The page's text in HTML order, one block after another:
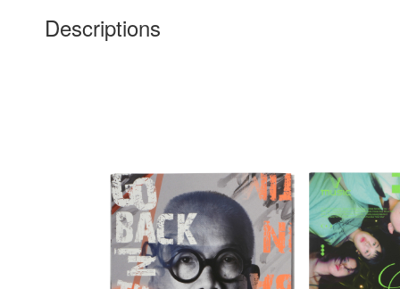
Descriptions